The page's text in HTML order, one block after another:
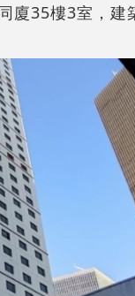
廈35樓3室，建